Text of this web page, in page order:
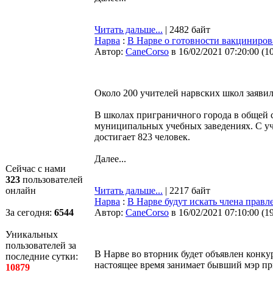
Сейчас с нами
323 пользователей
онлайн
За сегодня: 6544
Уникальных
пользователей за
последние сутки:
10879
Читать дальше... | 2482 байт
Нарва : В Нарве о готовности
Автор: CaneCorso в 16/02/2021 07:20:00 (
Около 200 учителей нарвских школ
В школах приграничного города в общей
муниципальных учебных заведениях. С
достигает 823 человек.
Далее...
Читать дальше... | 2217 байт
Нарва : В Нарве будут искать члена
Автор: CaneCorso в 16/02/2021 07:10:00 (
В Нарве во вторник будет объявлен
настоящее время занимает бывший мэр